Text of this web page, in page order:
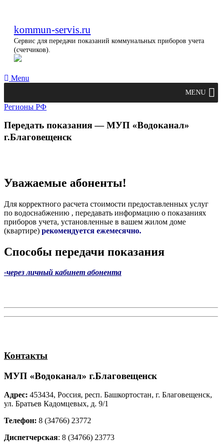
kommun-servis.ru
Сервис для передачи показаний коммунальных приборов учета
(счетчиков).
Menu
MENU
Регионы РФ
Передать показания — МУП «Водоканал»
г.Благовещенск
Уважаемые абоненты!
Для корректного расчета стоимости предоставленных услуг
по водоснабжению , передавать информацию о показаниях
приборов учета, установленные в вашем жилом доме
(квартире) рекомендуется ежемесячно.
Способы передачи показания
-через личный кабинет абонента
Контакты
МУП «Водоканал» г.Благовещенск
Адрес: 453434, Россия, респ. Башкортостан, г. Благовещенск,
ул. Братьев Кадомцевых, д. 9/1
Телефон: 8 (34766) 23772
Диспетчерская: 8 (34766) 23773